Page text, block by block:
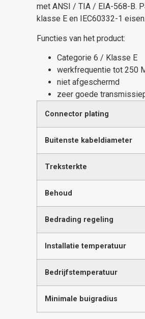
met ANSI / TIA / EIA-568-B.
klasse E en IEC60332-1 eisen.
Functies van het product:
Categorie 6 / Klasse E
werkfrequentie tot 250
niet afgeschermd
zeer goede
Connector plating
Buitenste kabeldiameter
Treksterkte
Behoud
Bedrading regeling
Installatie temperatuur
Bedrijfstemperatuur
Minimale buigradius